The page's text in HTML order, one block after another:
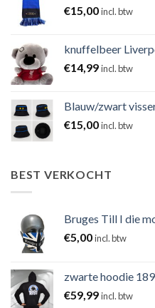
€15,00incl. btw
knuffelbeer
€14,99incl. btw
Blauw/zwart
€15,00incl. btw
BEST VERKOCHT
Bruges Till I die
€5,00incl. btw
zwarte hoodie
€59,99incl. btw